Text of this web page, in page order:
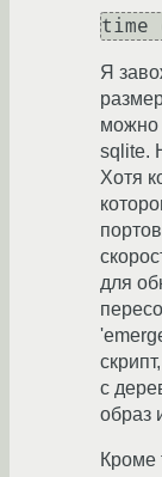
Я
можно
sqlite.
Хотя
для
с
образ
Кроме